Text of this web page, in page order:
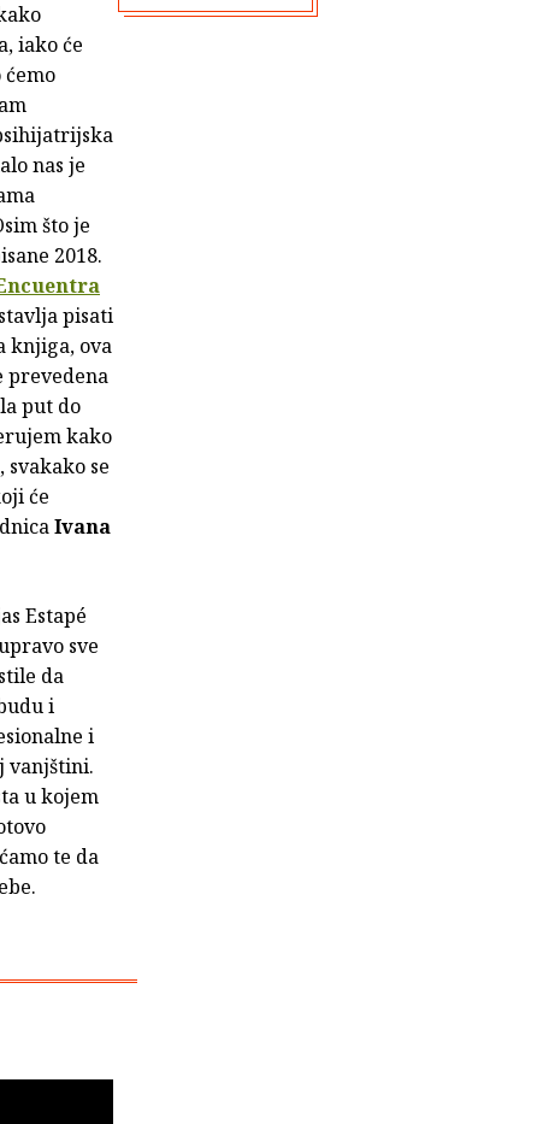
iako će
nas je
što je
2018.
pisati
knjiga, ova
prevedena
put do
kako
se
će
Ivana
Estapé
sve
da
i
i
vanjštini.
u kojem
te da